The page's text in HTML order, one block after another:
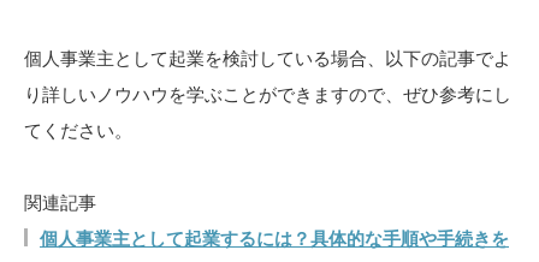
個人事業主として起業を検討している場合、以下の記事でよ
り詳しいノウハウを学ぶことができますので、ぜひ参考にし
てください。
関連記事
個人事業主として起業するには？具体的な手順や手続きを